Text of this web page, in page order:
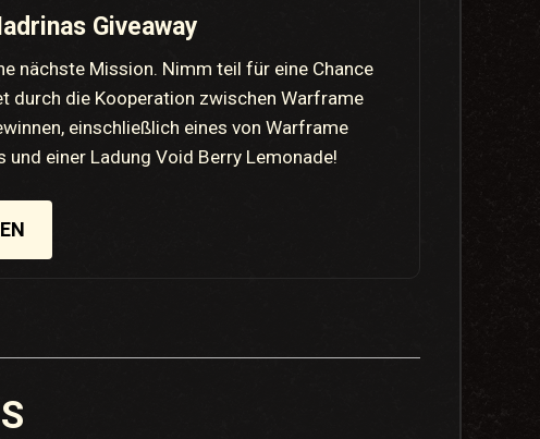
Giveaway
nächste Mission. Nimm teil für eine Chance
durch die Kooperation zwischen Warframe
einschließlich eines von Warframe
und einer Ladung Void Berry Lemonade!